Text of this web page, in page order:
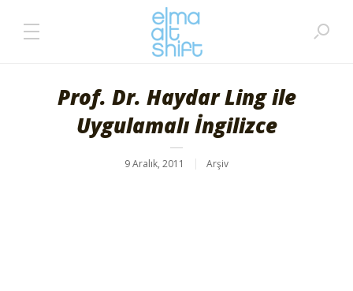
Prof. Dr. Haydar Ling ile
Uygulamalı İngilizce
9 Aralık, 2011 Arşiv